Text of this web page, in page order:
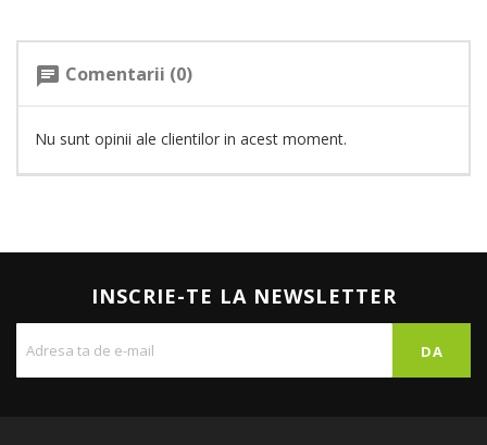
chat Comentarii (0)
Nu sunt opinii ale clientilor in acest moment.
INSCRIE-TE LA NEWSLETTER